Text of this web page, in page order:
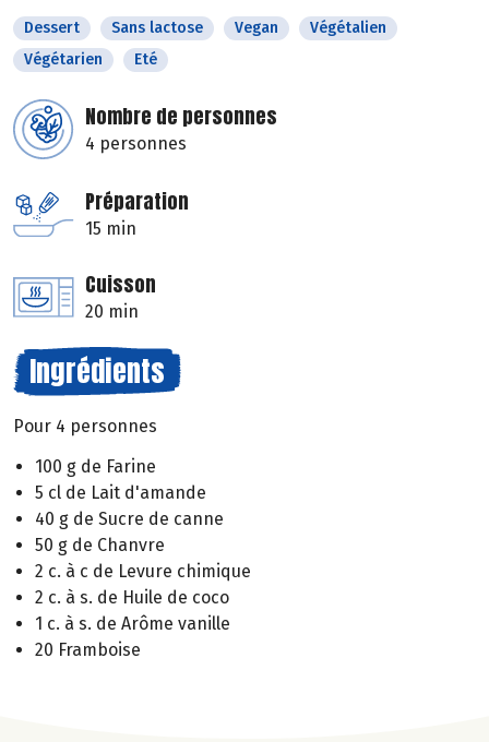
Dessert Sans lactose Vegan
Végétalien
Végétarien
Eté
Nombre de personnes
4 personnes
Préparation
15 min
Cuisson
20 min
Ingrédients
Pour 4 personnes
100 g de Farine
5 cl de Lait d'amande
40 g de Sucre de canne
50 g de Chanvre
2 c. à c de Levure chimique
2 c. à s. de Huile de coco
1 c. à s. de Arôme vanille
20 Framboise